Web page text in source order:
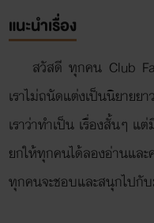
แนะนำเรื่อง
สวัสดี ทุกคน Club
เราไม่ถนัดแต่งเป็นนิยาย
เราว่าทำเป็น เรื่องสั้นๆ แ
ยกให้ทุกคนได้ลองอ่านแล
ทุกคนจะชอบและสนุกไปกับ